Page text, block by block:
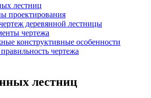
лестниц
проектирования
деревянной лестницы
чертежа
конструктивные особенности
чертежа
лестниц